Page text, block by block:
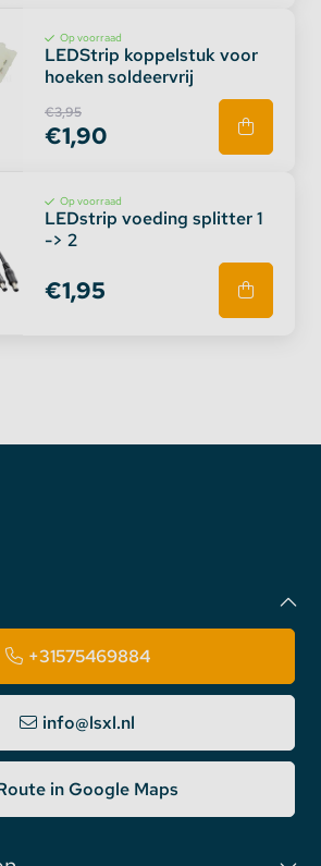
Op voorraad
LEDStrip koppelstuk voor
hoeken soldeervrij
€3,95
€1,90
Op voorraad
LEDstrip voeding splitter 1
-> 2
€1,95
+31575469884
info@lsxl.nl
in Google Maps